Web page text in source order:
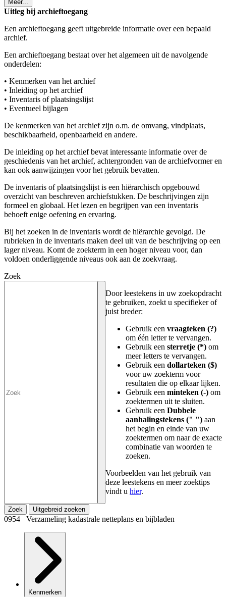
Meer...
Uitleg bij archieftoegang
Een archieftoegang geeft uitgebreide informatie over een bepaald
archief.
Een archieftoegang bestaat over het algemeen uit de navolgende
onderdelen:
• Kenmerken van het archief
• Inleiding op het archief
• Inventaris of plaatsingslijst
• Eventueel bijlagen
De kenmerken van het archief zijn o.m. de omvang, vindplaats,
beschikbaarheid, openbaarheid en andere.
De inleiding op het archief bevat interessante informatie over de
geschiedenis van het archief, achtergronden van de archiefvormer en
kan ook aanwijzingen voor het gebruik bevatten.
De inventaris of plaatsingslijst is een hiërarchisch opgebouwd
overzicht van beschreven archiefstukken. De beschrijvingen zijn
formeel en globaal. Het lezen en begrijpen van een inventaris
behoeft enige oefening en ervaring.
Bij het zoeken in de inventaris wordt de hiërarchie gevolgd. De
rubrieken in de inventaris maken deel uit van de beschrijving op een
lager niveau. Komt de zoekterm in een hoger niveau voor, dan
voldoen onderliggende niveaus ook aan de zoekvraag.
Zoek
Door leestekens in uw zoekopdracht
te gebruiken, zoekt u specifieker of
juist breder:
Gebruik een vraagteken (?)
om één letter te vervangen.
Gebruik een sterretje (*) om
meer letters te vervangen.
Gebruik een dollarteken ($)
voor uw zoekterm voor
resultaten die op elkaar lijken.
Gebruik een minteken (-) om
zoektermen uit te sluiten.
Gebruik een Dubbele
aanhalingstekens (" ") aan
het begin en einde van uw
zoektermen om naar de exacte
combinatie van woorden te
zoeken.
Voorbeelden van het gebruik van
deze leestekens en meer zoektips
vindt u hier.
Zoek Uitgebreid zoeken
0954 Verzameling kadastrale netteplans en bijbladen
Kenmerken